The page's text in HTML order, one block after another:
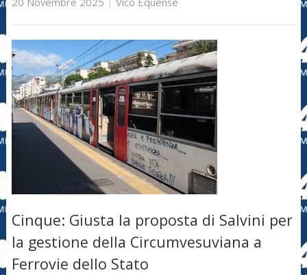
Cinque: Giusta la proposta di Salvini per
la gestione della Circumvesuviana a
Ferrovie dello Stato